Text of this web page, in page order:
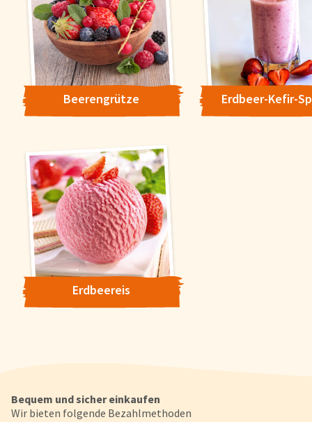
Beerengrütze Erdbeer-Kefir-
Erdbeereis
Bequem und sicher einkaufen
Wir bieten folgende Bezahlmethoden